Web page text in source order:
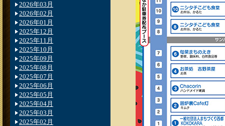
2026年03月
2026年02月
2026年01月
2025年12月
2025年11月
2025年10月
2025年09月
2025年08月
2025年07月
2025年06月
2025年05月
2025年04月
2025年03月
2025年02月